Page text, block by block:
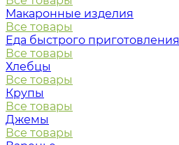
Макаронные изделия
Все товары
Еда быстрого приготовления
Все товары
Хлебцы
Все товары
Крупы
Все товары
Джемы
Все товары